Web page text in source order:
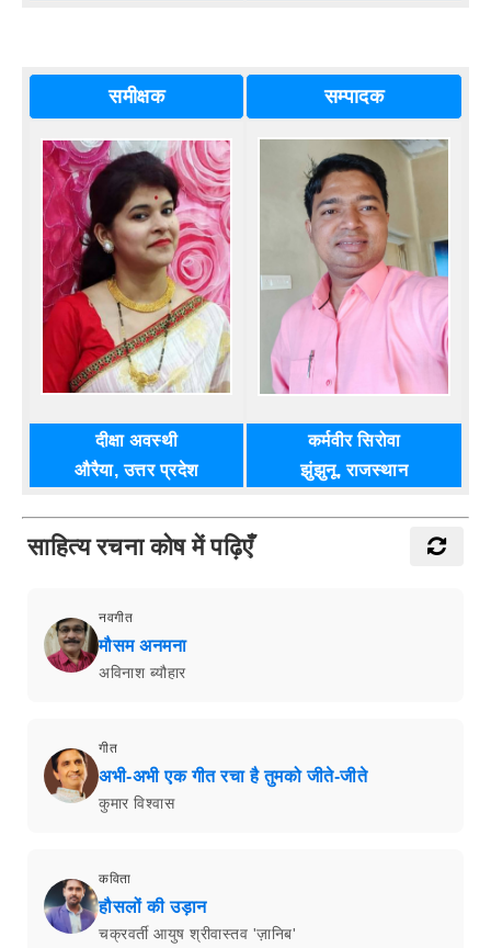
समीक्षक सम्पादक
दीक्षा अवस्थी
औरैया, उत्तर प्रदेश
कर्मवीर सिरोवा
झुंझुनू, राजस्थान
साहित्य रचना कोष में पढ़िएँ
नवगीत
मौसम अनमना
अविनाश ब्यौहार
गीत
अभी-अभी एक गीत रचा है तुमको जीते-जीते
कुमार विश्वास
कविता
हौसलों की उड़ान
चक्रवर्ती आयुष श्रीवास्तव 'ज़ानिब'